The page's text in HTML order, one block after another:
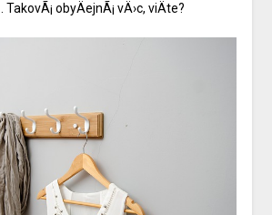
. TakovÃ¡ obyÄejnÃ¡ vÄ›c, viÄte?